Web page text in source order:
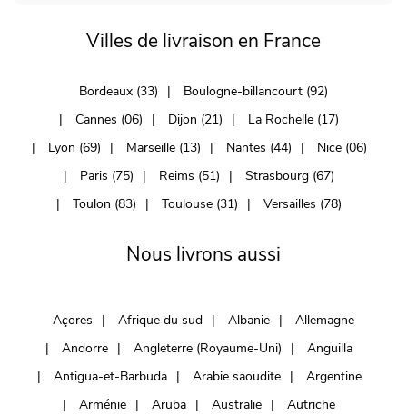
Villes de livraison en France
Bordeaux (33)
Boulogne-billancourt (92)
Cannes (06)
Dijon (21)
La Rochelle (17)
Lyon (69)
Marseille (13) Nantes (44)
Nice (06)
Paris (75)
Reims (51)
Strasbourg (67)
Toulon (83)
Toulouse (31) Versailles (78)
Nous livrons aussi
Açores Afrique du sud Albanie
Allemagne
Andorre
Angleterre (Royaume-Uni)
Anguilla
Antigua-et-Barbuda
Arabie saoudite
Argentine
Arménie
Aruba Australie
Autriche